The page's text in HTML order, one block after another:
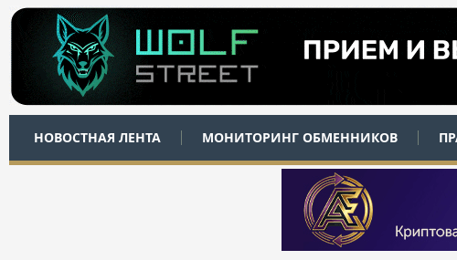
НОВОСТНАЯ ЛЕНТА МОНИТОРИНГ ОБМЕННИКОВ